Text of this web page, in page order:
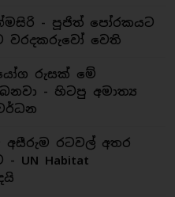
- පූජිත් පෝරකයට
වරදකරුවෝ වෙති
රුසක් මේ
- හිටපු අමාත්‍ය
අසීරුම රටවල් අතර
UN Habitat